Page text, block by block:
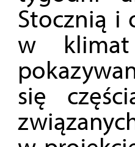
Stocznią i
w
się